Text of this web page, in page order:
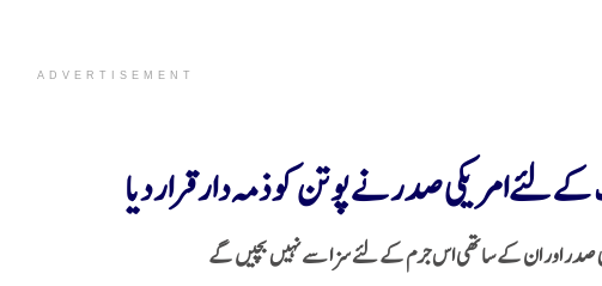
ADVERTISEMENT
کے لئےامریکی صدرنے پوتن کو ذمہ دار قرار دیا
صدر اور ان کے ساتھی اس جرم کے لئے سزا سے نہیں بچیں گے